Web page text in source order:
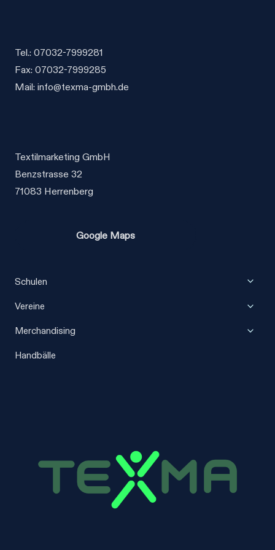
gewählt
werden
Tel.: 07032-7999281
Fax: 07032-7999285
Mail: info@texma-gmbh.de
Textilmarketing GmbH
Benzstrasse 32
71083 Herrenberg
Google Maps
Schulen
Vereine
Merchandising
Handbälle